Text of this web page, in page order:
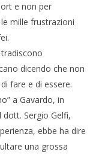
e non per
mille frustrazioni
dicendo che non
fare e di essere.
a Gavardo, in
Sergio Gelfi,
ebbe ha dire
una grossa